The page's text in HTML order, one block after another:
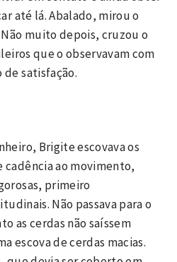
até lá. Abalado, mirou o
muito depois, cruzou o
que o observavam com
satisfação.
Brigite escovava os
ao movimento,
primeiro
Não passava para o
as cerdas não saíssem
escova de cerdas macias.